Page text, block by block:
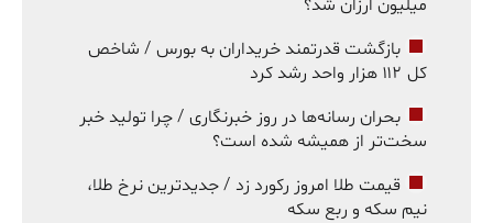
میلیون ارزان شد؟
بازگشت قدرتمند خریداران به بورس / شاخص
کل ۱۱۲ هزار واحد رشد کرد
بحران رسانه‌ها در روز خبرنگاری / چرا تولید خبر
سخت‌تر از همیشه شده است؟
قیمت طلا امروز رکورد زد / جدیدترین نرخ طلا،
نیم سکه و ربع سکه